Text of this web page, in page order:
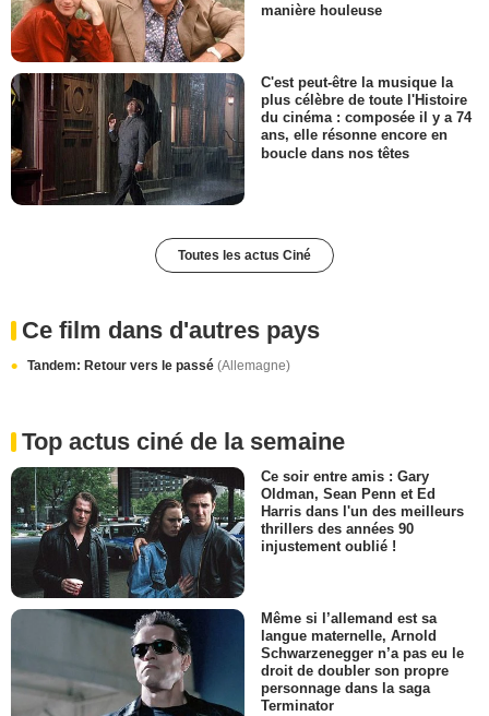
manière houleuse
C'est peut-être la musique la
plus célèbre de toute l'Histoire
du cinéma : composée il y a 74
ans, elle résonne encore en
boucle dans nos têtes
Toutes les actus Ciné
Ce film dans d'autres pays
Tandem: Retour vers le passé (Allemagne)
Top actus ciné de la semaine
Ce soir entre amis : Gary
Oldman, Sean Penn et Ed
Harris dans l'un des meilleurs
thrillers des années 90
injustement oublié !
Même si l’allemand est sa
langue maternelle, Arnold
Schwarzenegger n’a pas eu le
droit de doubler son propre
personnage dans la saga
Terminator